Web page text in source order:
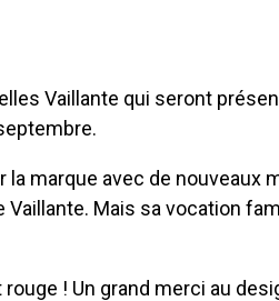
Vaillante qui seront
marque avec de nouveaux
Vaillante. Mais sa vocation
! Un grand merci au